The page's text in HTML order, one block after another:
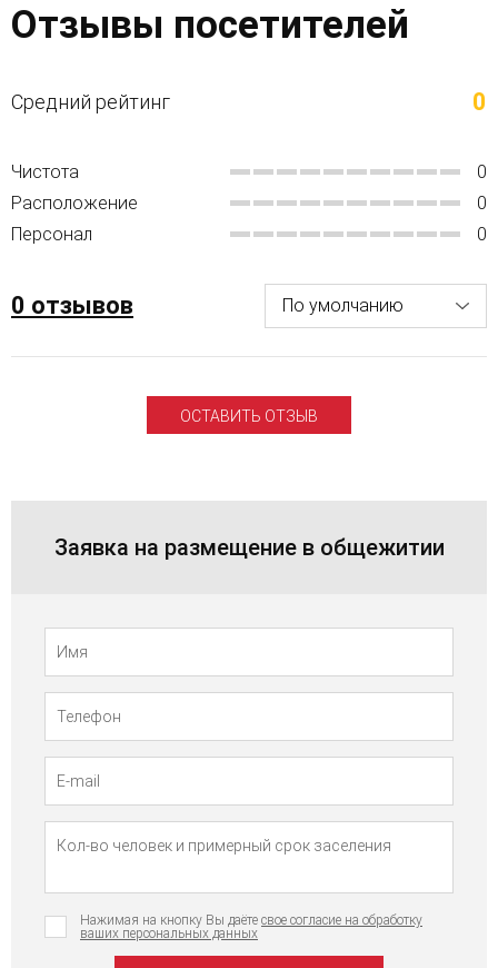
Отзывы посетителей
Средний рейтинг 0
Чистота
0
Расположение
0
Персонал
0
0 отзывов
ОСТАВИТЬ ОТЗЫВ
Заявка на размещение в общежитии
Нажимая на кнопку Вы даёте свое согласие на обработку
ваших персональных данных